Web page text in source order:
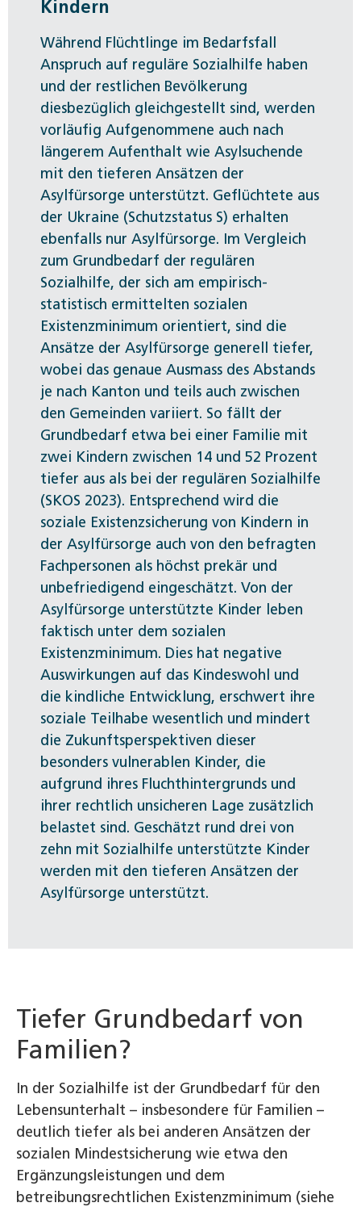
Kindern
Während Flüchtlinge im Bedarfsfall
Anspruch auf reguläre Sozialhilfe haben
und der restlichen Bevölkerung
diesbezüglich gleichgestellt sind, werden
vorläufig Aufgenommene auch nach
längerem Aufenthalt wie Asylsuchende
mit den tieferen Ansätzen der
Asylfürsorge unterstützt. Geflüchtete aus
der Ukraine (Schutzstatus S) erhalten
ebenfalls nur Asylfürsorge. Im Vergleich
zum Grundbedarf der regulären
Sozialhilfe, der sich am empirisch-
statistisch ermittelten sozialen
Existenzminimum orientiert, sind die
Ansätze der Asylfürsorge generell tiefer,
wobei das genaue Ausmass des Abstands
je nach Kanton und teils auch zwischen
den Gemeinden variiert. So fällt der
Grundbedarf etwa bei einer Familie mit
zwei Kindern zwischen 14 und 52 Prozent
tiefer aus als bei der regulären Sozialhilfe
(SKOS 2023). Entsprechend wird die
soziale Existenzsicherung von Kindern in
der Asylfürsorge auch von den befragten
Fachpersonen als höchst prekär und
unbefriedigend eingeschätzt. Von der
Asylfürsorge unterstützte Kinder leben
faktisch unter dem sozialen
Existenzminimum. Dies hat negative
Auswirkungen auf das Kindeswohl und
die kindliche Entwicklung, erschwert ihre
soziale Teilhabe wesentlich und mindert
die Zukunftsperspektiven dieser
besonders vulnerablen Kinder, die
aufgrund ihres Fluchthintergrunds und
ihrer rechtlich unsicheren Lage zusätzlich
belastet sind. Geschätzt rund drei von
zehn mit Sozialhilfe unterstützte Kinder
werden mit den tieferen Ansätzen der
Asylfürsorge unterstützt.
Tiefer Grundbedarf von
Familien?
In der Sozialhilfe ist der Grundbedarf für den
Lebensunterhalt – insbesondere für Familien –
deutlich tiefer als bei anderen Ansätzen der
sozialen Mindestsicherung wie etwa den
Ergänzungsleistungen und dem
betreibungsrechtlichen Existenzminimum (siehe